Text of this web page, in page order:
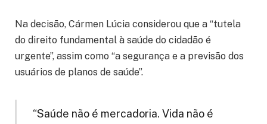
Na decisão, Cármen Lúcia considerou que a “tutela
do direito fundamental à saúde do cidadão é
urgente”, assim como “a segurança e a previsão dos
usuários de planos de saúde”.
“Saúde não é mercadoria. Vida não é